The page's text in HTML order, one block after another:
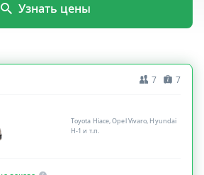
Узнать цены
7 7
Toyota Hiace, Opel Vivaro, Hyundai
H-1 и т.п.